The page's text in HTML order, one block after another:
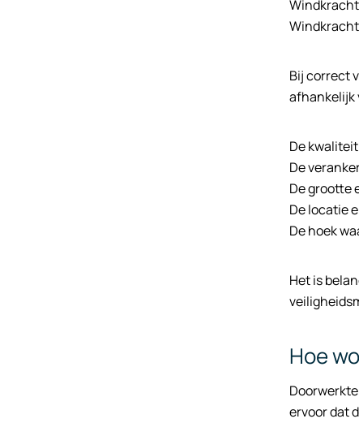
Bij correct
afhankelijk
De
De
De grootte
De locatie
De hoek
Het is
Hoe
ervoor dat